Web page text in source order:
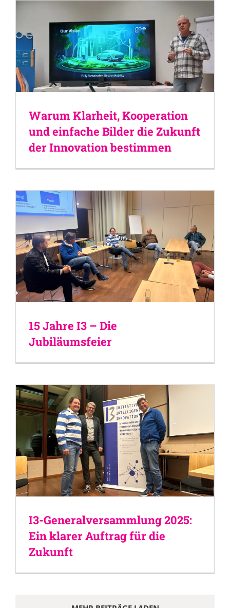
Warum Klarheit, Kooperation
und einfache Bilder die Zukunft
der Innovation bestimmen
15 Jahre I3 – Die
Jubiläumsfeier
I3-Generalversammlung 2025:
Ein klarer Auftrag für die
Zukunft